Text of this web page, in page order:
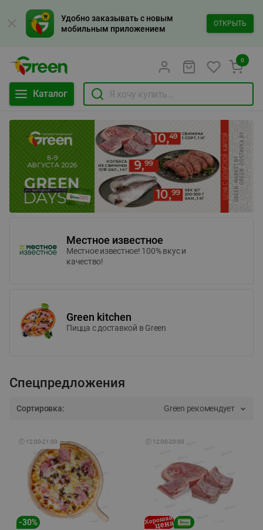
Удобно заказывать с новым
мобильным приложением
ОТКРЫТЬ
Каталог
0
Местное известное
Местное известное! 100% вкус и
качество!
Green kitchen
Пицца c доставкой в Green
Спецпредложения
Сортировка: Green рекомендует
🕘 12:00-21:00
-30%
🕘 12:00-20:00